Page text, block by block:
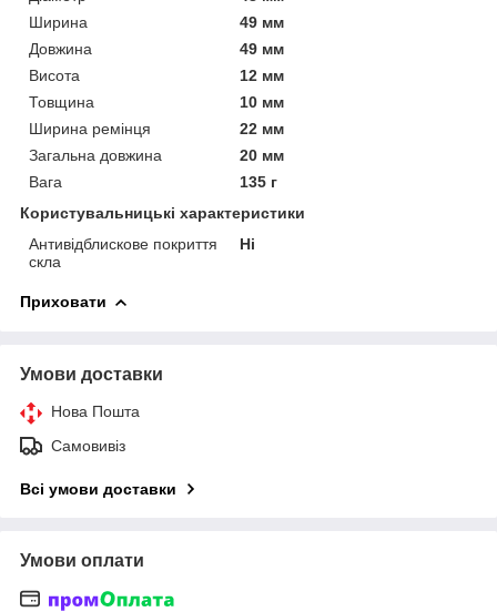
Ширина
49 мм
Довжина
49 мм
Висота
12 мм
Товщина
10 мм
Ширина ремінця
22 мм
Загальна довжина
20 мм
Вага
135 г
Користувальницькі характеристики
Антивідблискове покриття
скла
Ні
Приховати
Умови доставки
Нова Пошта
Самовивіз
Всі умови доставки
Умови оплати